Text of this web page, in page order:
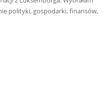
polityki, gospodarki, finansów,